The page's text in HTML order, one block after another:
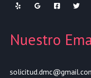
Nuestro